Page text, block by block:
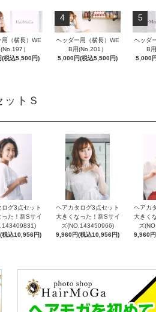
用（横長）WE
）
(税込5,500円)
4
ヘッダー用（横長）WE
B用(No.201）
5,000円(税込5,500円)
5
ヘッダ
B
5,000
トＳ
ログ3点セット
った！新Sサイ
税込10,956円)
ヘアカタログ3点セット
大きくなった！新Sサイ
ズ(NO,143450966)
9,960円(税込10,956円)
ヘアカ
大きく
ズ
9,960